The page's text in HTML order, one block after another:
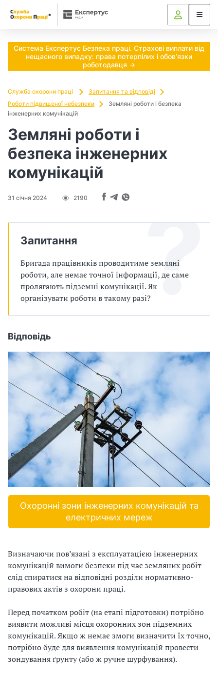
Система Експертус Безпека праці. Страхові виплати від
нещасного випадку: права потерпілих і обов’язки
роботодавця →
Служба охорони праці
Запитання та відповіді
Роботи підвищеної небезпеки
Земляні роботи і безпека
інженерних комунікацій
Земляні роботи і
безпека інженерних
комунікацій
31 січня 2024 2190
Запитання
Бригада працівників проводитиме земляні
роботи, але немає точної інформації, де саме
пролягають підземні комунікації. Як
організувати роботи в такому разі?
Відповідь
Охоронні зони інженерних комунікацій та
електричних мереж
Визначаючи пов’язані з експлуатацією інженерних
комунікацій вимоги безпеки під час земляних робіт
слід спиратися на відповідні розділи нормативно-
правових актів з охорони праці.
Перед початком робіт (на етапі підготовки) потрібно
виявити можливі місця охоронних зон підземних
комунікацій. Якщо ж немає змоги визначити їх точно,
потрібно буде для виявлення комунікацій провести
зондування ґрунту (або ж ручне шурфування).
Ч
о
т
р
н
в
п
ж
у
в
а
С
У
О
б
л
а
о
д